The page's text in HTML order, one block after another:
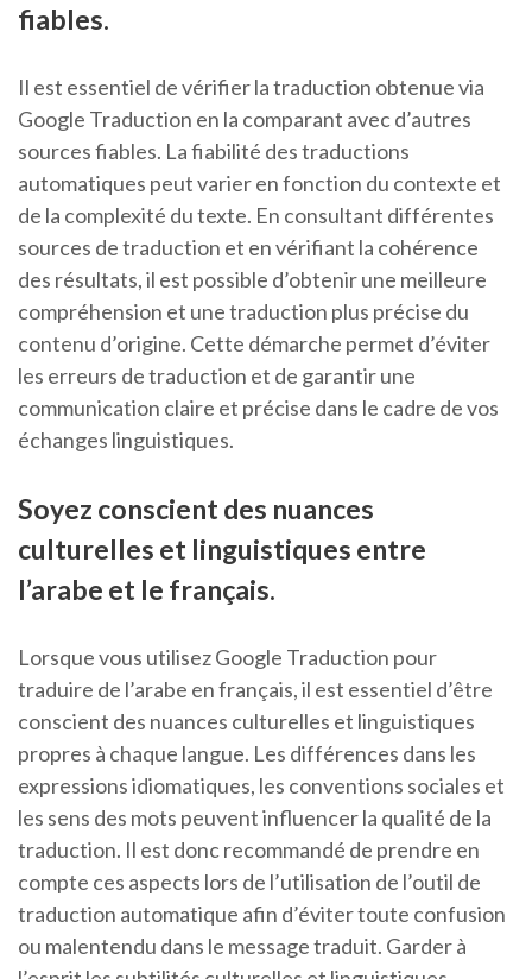
fiables.
Il est essentiel de vérifier la traduction obtenue via
Google Traduction en la comparant avec d’autres
sources fiables. La fiabilité des traductions
automatiques peut varier en fonction du contexte et
de la complexité du texte. En consultant différentes
sources de traduction et en vérifiant la cohérence
des résultats, il est possible d’obtenir une meilleure
compréhension et une traduction plus précise du
contenu d’origine. Cette démarche permet d’éviter
les erreurs de traduction et de garantir une
communication claire et précise dans le cadre de vos
échanges linguistiques.
Soyez conscient des nuances
culturelles et linguistiques entre
l’arabe et le français.
Lorsque vous utilisez Google Traduction pour
traduire de l’arabe en français, il est essentiel d’être
conscient des nuances culturelles et linguistiques
propres à chaque langue. Les différences dans les
expressions idiomatiques, les conventions sociales et
les sens des mots peuvent influencer la qualité de la
traduction. Il est donc recommandé de prendre en
compte ces aspects lors de l’utilisation de l’outil de
traduction automatique afin d’éviter toute confusion
ou malentendu dans le message traduit. Garder à